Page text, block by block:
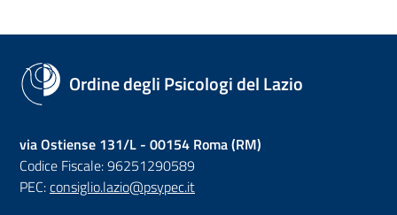
Ordine degli Psicologi del Lazio
via Ostiense 131/L - 00154 Roma (RM)
Codice Fiscale: 96251290589
PEC:consiglio.lazio@psypec.it